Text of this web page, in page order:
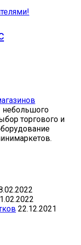
небольшого
торгового и
22.12.2021